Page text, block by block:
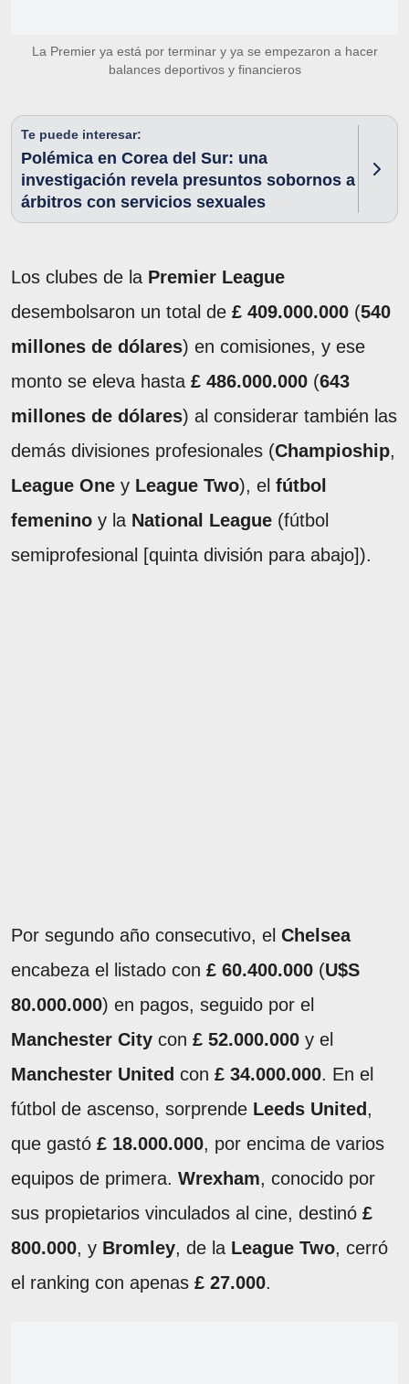
La Premier ya está por terminar y ya se empezaron a hacer
balances deportivos y financieros
Te puede interesar:
Polémica en Corea del Sur: una
investigación revela presuntos sobornos a
árbitros con servicios sexuales
Los clubes de la Premier League
desembolsaron un total de £ 409.000.000 (540
millones de dólares) en comisiones, y ese
monto se eleva hasta £ 486.000.000 (643
millones de dólares) al considerar también las
demás divisiones profesionales (Champioship,
League One y League Two), el fútbol
femenino y la National League (fútbol
semiprofesional [quinta división para abajo]).
Por segundo año consecutivo, el Chelsea
encabeza el listado con £ 60.400.000 (U$S
80.000.000) en pagos, seguido por el
Manchester City con £ 52.000.000 y el
Manchester United con £ 34.000.000. En el
fútbol de ascenso, sorprende Leeds United ,
que gastó £ 18.000.000, por encima de varios
equipos de primera. Wrexham, conocido por
sus propietarios vinculados al cine, destinó £
800.000, y Bromley, de la League Two, cerró
el ranking con apenas £ 27.000.